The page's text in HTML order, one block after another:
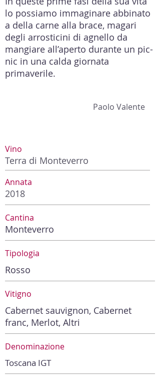
lo possiamo immaginare abbinato
a della carne alla brace, magari
degli arrosticini di agnello da
mangiare all’aperto durante un pic-
nic in una calda giornata
primaverile.
Paolo Valente
Vino
Terra di Monteverro
Annata
2018
Cantina
Monteverro
Tipologia
Rosso
Vitigno
Cabernet sauvignon, Cabernet
franc, Merlot, Altri
Denominazione
Toscana IGT